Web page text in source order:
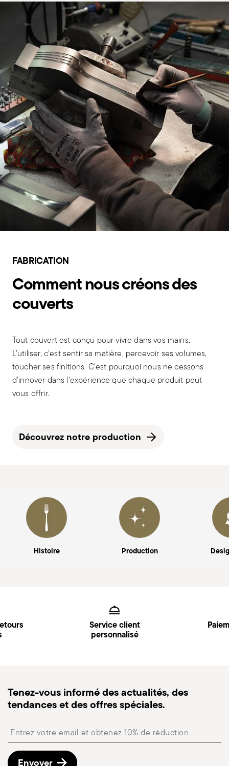
FABRICATION
Comment nous créons des
couverts
Tout couvert est conçu pour vivre dans vos mains.
L'utiliser, c'est sentir sa matière, percevoir ses volumes,
toucher ses finitions. C'est pourquoi nous ne cessons
d'innover dans l'expérience que chaque produit peut
vous offrir.
Découvrez notre production
Histoire Production
Service client
personnalisé
Tenez-vous informé des actualités, des
tendances et des offres spéciales.
Envoyer